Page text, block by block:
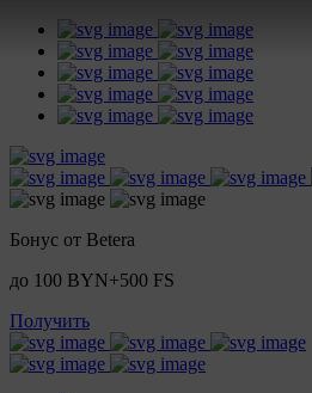
Бонус от Betera
до 100 BYN+500 FS
Получить